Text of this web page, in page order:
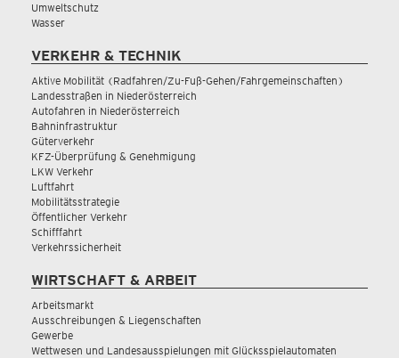
Umweltschutz
Wasser
VERKEHR & TECHNIK
Aktive Mobilität (Radfahren/Zu-Fuß-Gehen/Fahrgemeinschaften)
Landesstraßen in Niederösterreich
Autofahren in Niederösterreich
Bahninfrastruktur
Güterverkehr
KFZ-Überprüfung & Genehmigung
LKW Verkehr
Luftfahrt
Mobilitätsstrategie
Öffentlicher Verkehr
Schifffahrt
Verkehrssicherheit
WIRTSCHAFT & ARBEIT
Arbeitsmarkt
Ausschreibungen & Liegenschaften
Gewerbe
Wettwesen und Landesausspielungen mit Glücksspielautomaten